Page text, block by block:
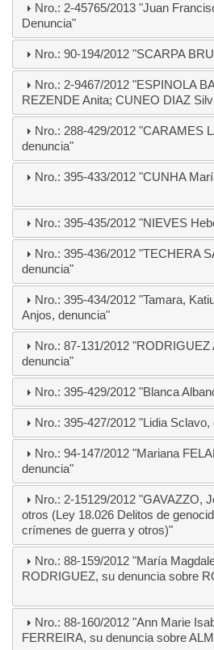
Nro.: 2-45765/2013 "Juan
Denuncia"
Nro.: 90-194/2012 "SCARPA
Nro.: 2-9467/2012 "ESPINOLA
REZENDE Anita; CUNEO DIAZ
Nro.: 288-429/2012 "CARAMES
denuncia"
Nro.: 395-433/2012 "CUNHA
Nro.: 395-435/2012 "NIEVES
Nro.: 395-436/2012 "TECHERA
denuncia"
Nro.: 395-434/2012 "Tamara,
Anjos, denuncia"
Nro.: 87-131/2012 "RODRIGUEZ
denuncia"
Nro.: 395-429/2012 "Blanca
Nro.: 395-427/2012 "Lidia Sclavo,
Nro.: 94-147/2012 "Mariana
denuncia"
Nro.: 2-15129/2012 "GAVAZZO,
otros (Ley 18.026 Delitos de
crímenes de guerra y otros)"
Nro.: 88-159/2012 "María
RODRIGUEZ, su denuncia sobre
Nro.: 88-160/2012 "Ann Marie
FERREIRA, su denuncia sobre